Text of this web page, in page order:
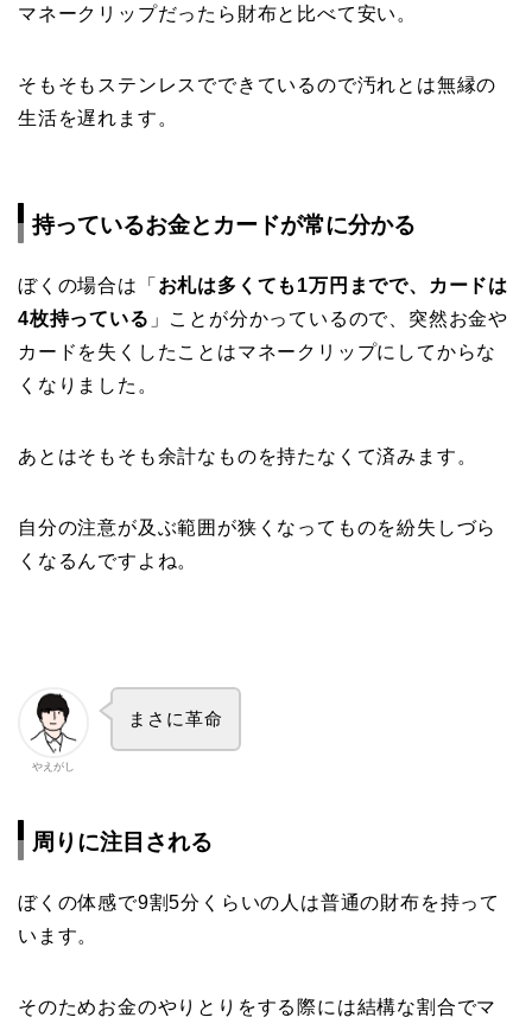
マネークリップだったら財布と比べて安い。
そもそもステンレスでできているので汚れとは無縁の
生活を遅れます。
持っているお金とカードが常に分かる
ぼくの場合は「 お札は多くても1万円までで、カードは
4枚持っている 」ことが分かっているので、突然お金や
カードを失くしたことはマネークリップにしてからな
くなりました。
あとはそもそも余計なものを持たなくて済みます。
自分の注意が及ぶ範囲が狭くなってものを紛失しづら
くなるんですよね。
やえがし
まさに革命
周りに注目される
ぼくの体感で9割5分くらいの人は普通の財布を持って
います。
そのためお金のやりとりをする際には結構な割合でマ